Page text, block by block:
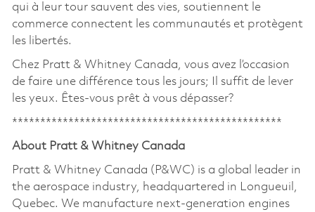
qui à leur tour sauvent des vies, soutiennent le
commerce connectent les communautés et protègent
les libertés.
Chez Pratt & Whitney Canada, vous avez l’occasion
de faire une différence tous les jours; Il suffit de lever
les yeux. Êtes-vous prêt à vous dépasser?
************************************************
About Pratt & Whitney Canada
Pratt & Whitney Canada (P&WC) is a global leader in
the aerospace industry, headquartered in Longueuil,
Quebec. We manufacture next-generation engines